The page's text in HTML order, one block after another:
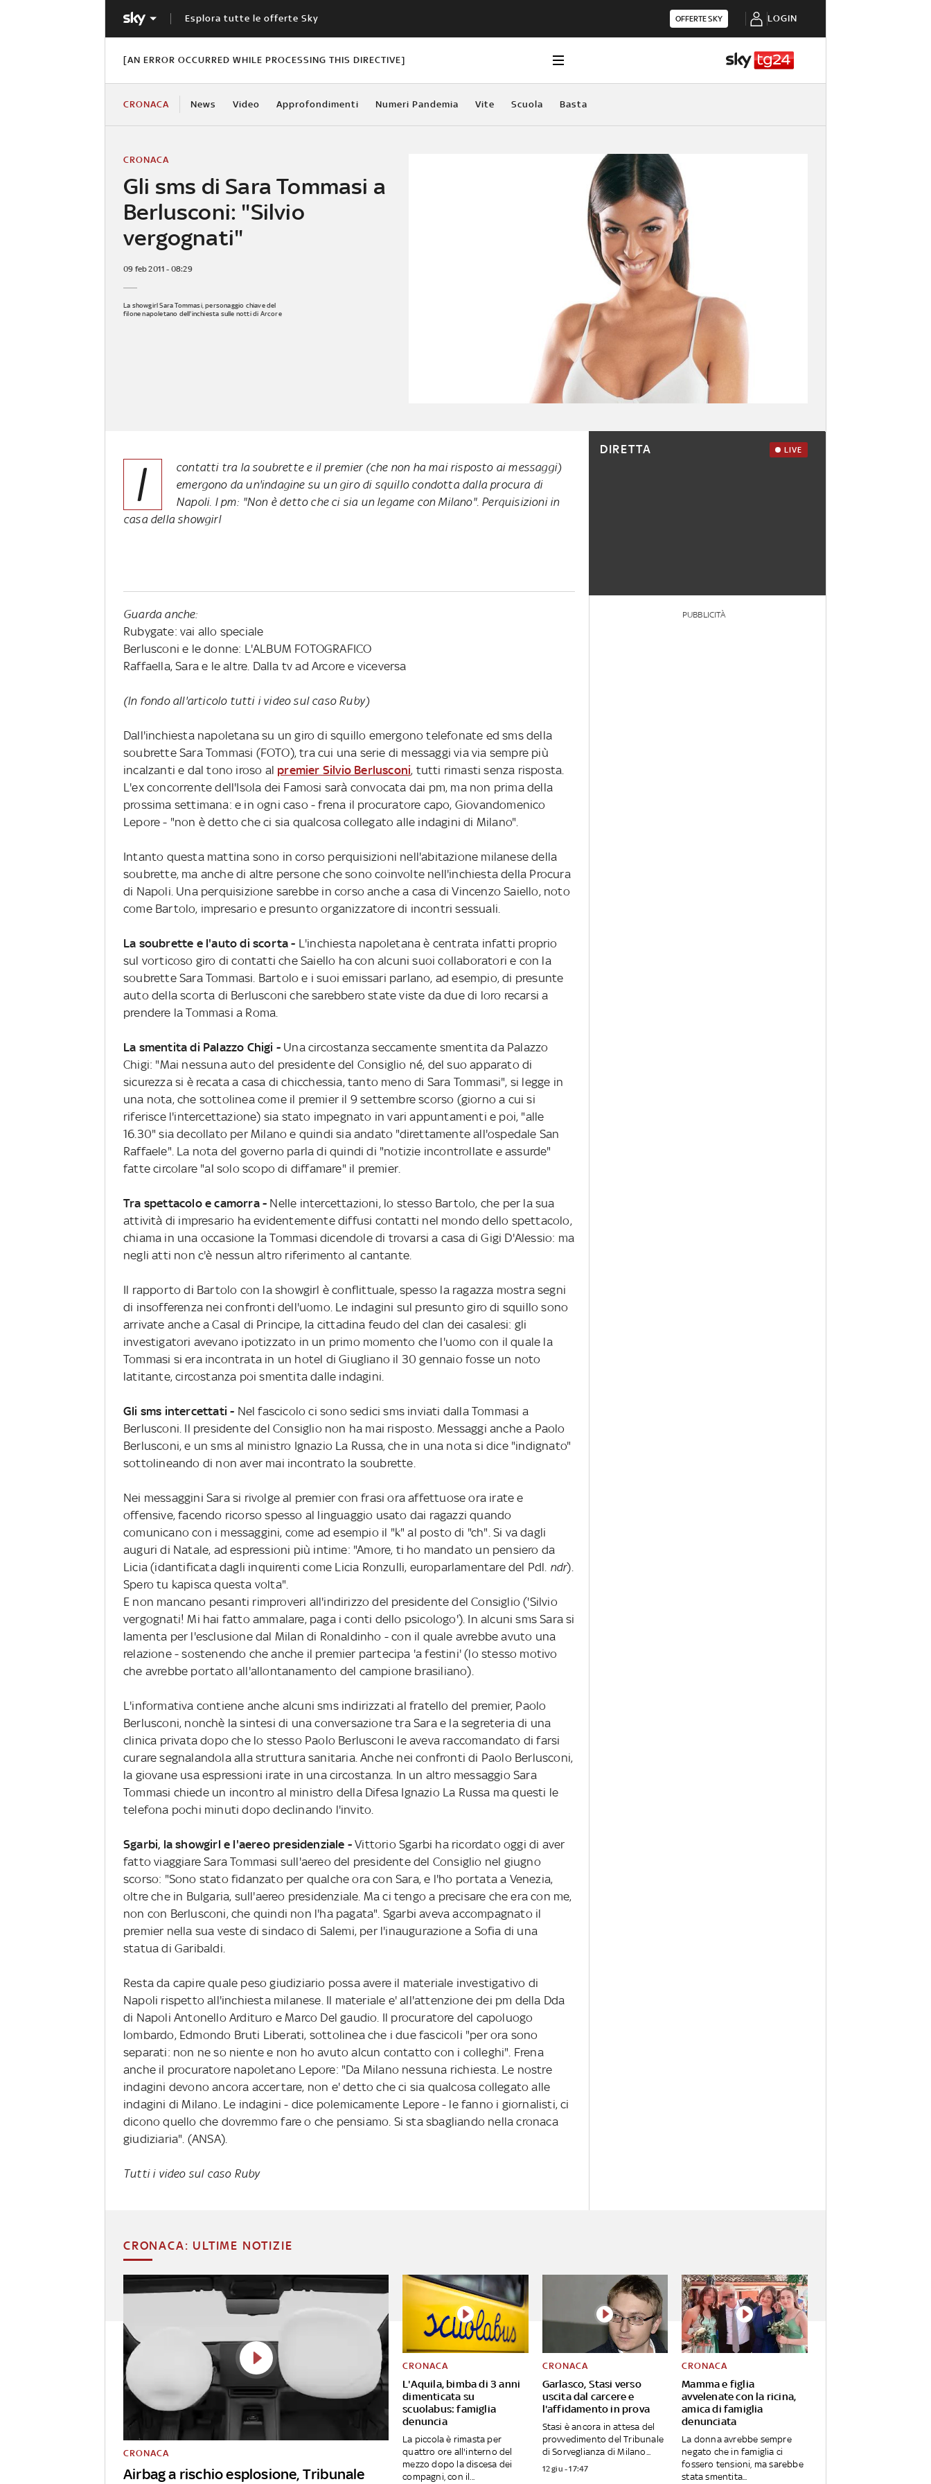
Esplora tutte le offerte Sky OFFERTE SKY LOGIN
[AN ERROR OCCURRED WHILE PROCESSING THIS DIRECTIVE]
CRONACA News Video Approfondimenti Numeri Pandemia Vite Scuola Basta
Gli sms di Sara Tommasi a
Berlusconi: "Silvio
vergognati"
CRONACA
09 feb 2011 - 08:29
La showgirl Sara Tommasi, personaggio chiave del
filone napoletano dell'inchiesta sulle notti di Arcore
I
contatti tra la soubrette e il premier (che non ha mai risposto ai messaggi)
emergono da un'indagine su un giro di squillo condotta dalla procura di
Napoli. I pm: "Non è detto che ci sia un legame con Milano". Perquisizioni in
casa della showgirl
Guarda anche:
Rubygate: vai allo speciale
Berlusconi e le donne: L'ALBUM FOTOGRAFICO
Raffaella, Sara e le altre. Dalla tv ad Arcore e viceversa
(In fondo all'articolo tutti i video sul caso Ruby)
Dall'inchiesta napoletana su un giro di squillo emergono telefonate ed sms della
soubrette Sara Tommasi (FOTO), tra cui una serie di messaggi via via sempre più
incalzanti e dal tono iroso al premier Silvio Berlusconi, tutti rimasti senza risposta.
L'ex concorrente dell'Isola dei Famosi sarà convocata dai pm, ma non prima della
prossima settimana: e in ogni caso - frena il procuratore capo, Giovandomenico
Lepore - "non è detto che ci sia qualcosa collegato alle indagini di Milano".
Intanto questa mattina sono in corso perquisizioni nell'abitazione milanese della
soubrette, ma anche di altre persone che sono coinvolte nell'inchiesta della Procura
di Napoli. Una perquisizione sarebbe in corso anche a casa di Vincenzo Saiello, noto
come Bartolo, impresario e presunto organizzatore di incontri sessuali.
La soubrette e l'auto di scorta - L'inchiesta napoletana è centrata infatti proprio
sul vorticoso giro di contatti che Saiello ha con alcuni suoi collaboratori e con la
soubrette Sara Tommasi. Bartolo e i suoi emissari parlano, ad esempio, di presunte
auto della scorta di Berlusconi che sarebbero state viste da due di loro recarsi a
prendere la Tommasi a Roma.
La smentita di Palazzo Chigi -Una circostanza seccamente smentita da Palazzo
Chigi: "Mai nessuna auto del presidente del Consiglio né‚ del suo apparato di
sicurezza si è recata a casa di chicchessia, tanto meno di Sara Tommasi", si legge in
una nota, che sottolinea come il premier il 9 settembre scorso (giorno a cui si
riferisce l'intercettazione) sia stato impegnato in vari appuntamenti e poi, "alle
16.30" sia decollato per Milano e quindi sia andato "direttamente all'ospedale San
Raffaele". La nota del governo parla di quindi di "notizie incontrollate e assurde"
fatte circolare "al solo scopo di diffamare" il premier.
Tra spettacolo e camorra - Nelle intercettazioni, lo stesso Bartolo, che per la sua
attività di impresario ha evidentemente diffusi contatti nel mondo dello spettacolo,
chiama in una occasione la Tommasi dicendole di trovarsi a casa di Gigi D'Alessio: ma
negli atti non c'è nessun altro riferimento al cantante.
Il rapporto di Bartolo con la showgirl è conflittuale, spesso la ragazza mostra segni
di insofferenza nei confronti dell'uomo. Le indagini sul presunto giro di squillo sono
arrivate anche a Casal di Principe, la cittadina feudo del clan dei casalesi: gli
investigatori avevano ipotizzato in un primo momento che l'uomo con il quale la
Tommasi si era incontrata in un hotel di Giugliano il 30 gennaio fosse un noto
latitante, circostanza poi smentita dalle indagini.
Gli sms intercettati - Nel fascicolo ci sono sedici sms inviati dalla Tommasi a
Berlusconi. Il presidente del Consiglio non ha mai risposto. Messaggi anche a Paolo
Berlusconi, e un sms al ministro Ignazio La Russa, che in una nota si dice "indignato"
sottolineando di non aver mai incontrato la soubrette.
Nei messaggini Sara si rivolge al premier con frasi ora affettuose ora irate e
offensive, facendo ricorso spesso al linguaggio usato dai ragazzi quando
comunicano con i messaggini, come ad esempio il "k" al posto di "ch". Si va dagli
auguri di Natale, ad espressioni più intime: "Amore, ti ho mandato un pensiero da
Licia (idantificata dagli inquirenti come Licia Ronzulli, europarlamentare del Pdl. ndr).
Spero tu kapisca questa volta".
E non mancano pesanti rimproveri all'indirizzo del presidente del Consiglio ('Silvio
vergognati! Mi hai fatto ammalare, paga i conti dello psicologo'). In alcuni sms Sara si
lamenta per l'esclusione dal Milan di Ronaldinho - con il quale avrebbe avuto una
relazione - sostenendo che anche il premier partecipa 'a festini' (lo stesso motivo
che avrebbe portato all'allontanamento del campione brasiliano).
L'informativa contiene anche alcuni sms indirizzati al fratello del premier, Paolo
Berlusconi, nonchè la sintesi di una conversazione tra Sara e la segreteria di una
clinica privata dopo che lo stesso Paolo Berlusconi le aveva raccomandato di farsi
curare segnalandola alla struttura sanitaria. Anche nei confronti di Paolo Berlusconi,
la giovane usa espressioni irate in una circostanza. In un altro messaggio Sara
Tommasi chiede un incontro al ministro della Difesa Ignazio La Russa ma questi le
telefona pochi minuti dopo declinando l'invito.
Sgarbi, la showgirl e l'aereo presidenziale -Vittorio Sgarbi ha ricordato oggi di aver
fatto viaggiare Sara Tommasi sull'aereo del presidente del Consiglio nel giugno
scorso: "Sono stato fidanzato per qualche ora con Sara, e l'ho portata a Venezia,
oltre che in Bulgaria, sull'aereo presidenziale. Ma ci tengo a precisare che era con me,
non con Berlusconi, che quindi non l'ha pagata". Sgarbi aveva accompagnato il
premier nella sua veste di sindaco di Salemi, per l'inaugurazione a Sofia di una
statua di Garibaldi.
Resta da capire quale peso giudiziario possa avere il materiale investigativo di
Napoli rispetto all'inchiesta milanese. Il materiale e' all'attenzione dei pm della Dda
di Napoli Antonello Ardituro e Marco Del gaudio. Il procuratore del capoluogo
lombardo, Edmondo Bruti Liberati, sottolinea che i due fascicoli "per ora sono
separati: non ne so niente e non ho avuto alcun contatto con i colleghi". Frena
anche il procuratore napoletano Lepore: "Da Milano nessuna richiesta. Le nostre
indagini devono ancora accertare, non e' detto che ci sia qualcosa collegato alle
indagini di Milano. Le indagini - dice polemicamente Lepore - le fanno i giornalisti, ci
dicono quello che dovremmo fare o che pensiamo. Si sta sbagliando nella cronaca
giudiziaria". (ANSA).
Tutti i video sul caso Ruby
DIRETTA LIVE
PUBBLICITÀ
CRONACA: ULTIME NOTIZIE
Airbag a rischio esplosione, Tribunale
CRONACA
L'Aquila, bimba di 3 anni
dimenticata su
scuolabus: famiglia
denuncia
CRONACA
La piccola è rimasta per
quattro ore all'interno del
mezzo dopo la discesa dei
compagni, con il...
Garlasco, Stasi verso
uscita dal carcere e
l'affidamento in prova
CRONACA
Stasi è ancora in attesa del
provvedimento del Tribunale
di Sorveglianza di Milano...
12 giu - 17:47
Mamma e figlia
avvelenate con la ricina,
amica di famiglia
denunciata
CRONACA
La donna avrebbe sempre
negato che in famiglia ci
fossero tensioni, ma sarebbe
stata smentita...